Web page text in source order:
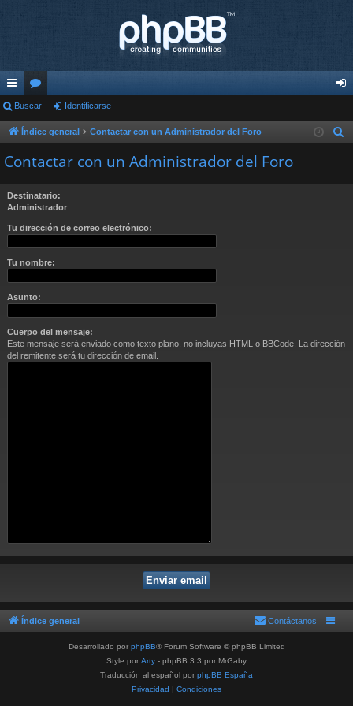
nl
ac
es
pi
do
s
or
os nti
Buscar Identificarse
Índice general Contactar con un Administrador del Foro
Contactar con un Administrador del Foro
Destinatario:
Administrador
Tu dirección de correo electrónico:
Tu nombre:
Asunto:
Cuerpo del mensaje:
Este mensaje será enviado como texto plano, no incluyas HTML o BBCode. La dirección
del remitente será tu dirección de email.
Índice general Contáctanos
Desarrollado por phpBB® Forum Software © phpBB Limited
Style por Arty - phpBB 3.3 por MrGaby
Traducción al español por phpBB España
Privacidad | Condiciones